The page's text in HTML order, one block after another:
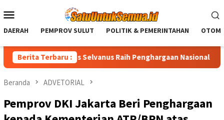
ke
Mobile
DAERAH PEMPROV SULUT POLITIK & PEMERINTAHAN
Berita Terbaru :
Yulius Selvanus Raih Penghargaan Nasional LPM RI
Beranda ADVETORIAL
Pemprov DKI Jakarta Beri Penghargaan